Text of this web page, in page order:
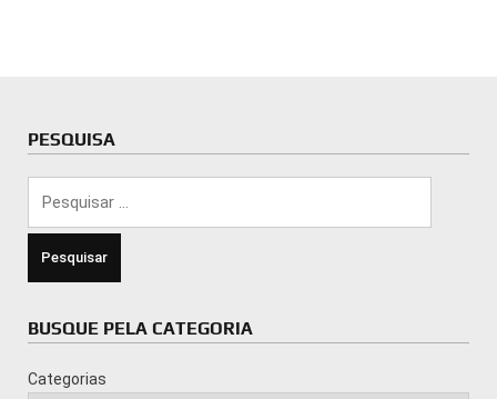
PESQUISA
BUSQUE PELA CATEGORIA
Categorias